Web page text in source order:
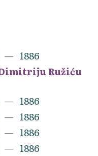
1886
Ružiću
1886
1886
1886
1886